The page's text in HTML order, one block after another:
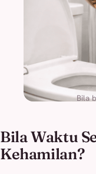
Bila
Bila Waktu
Kehamilan?